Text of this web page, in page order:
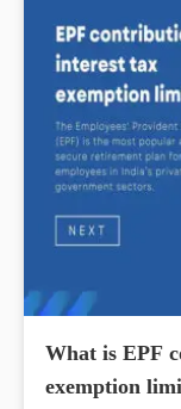
What is EPF
exemption